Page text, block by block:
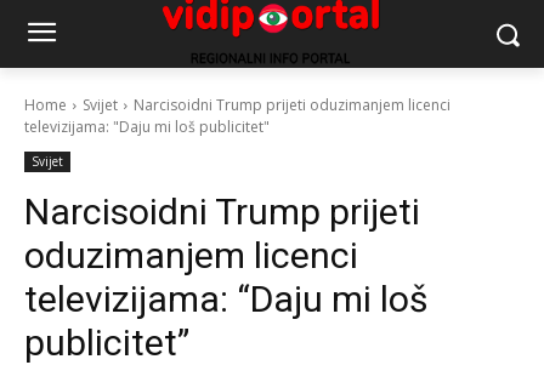
Home Svijet
Narcisoidni Trump prijeti oduzimanjem licenci
televizijama: "Daju mi loš publicitet"
Svijet
Narcisoidni Trump prijeti
oduzimanjem licenci
televizijama: “Daju mi loš
publicitet”